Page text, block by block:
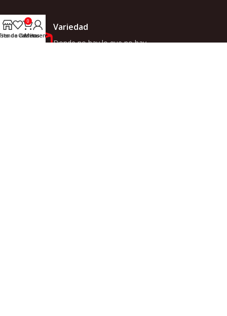
Variedad
Donde no hay lo que no hay.
de deseos
0
Carrito
Mi cuenta